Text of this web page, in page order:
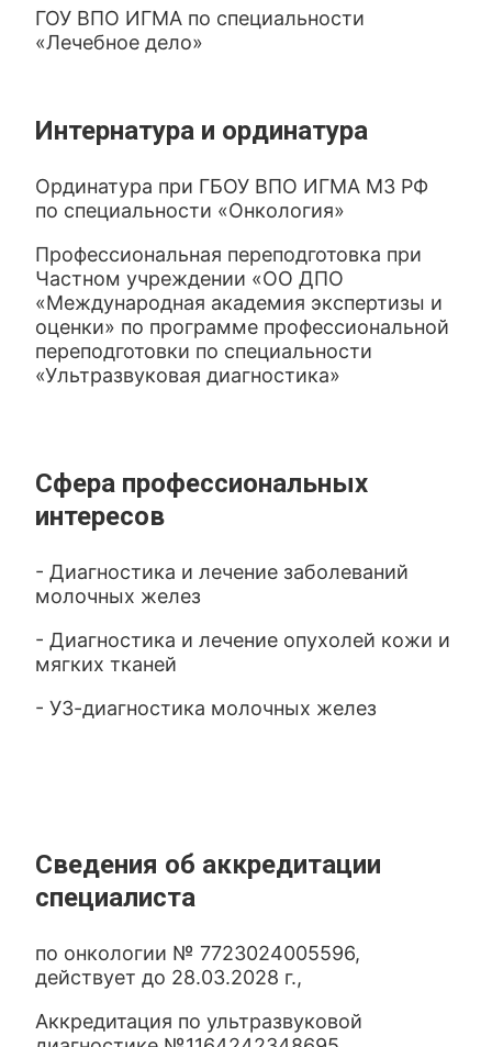
ГОУ ВПО ИГМА по специальности
«Лечебное дело»
Интернатура и ординатура
Ординатура при ГБОУ ВПО ИГМА МЗ РФ
по специальности «Онкология»
Профессиональная переподготовка при
Частном учреждении «ОО ДПО
«Международная академия экспертизы и
оценки» по программе профессиональной
переподготовки по специальности
«Ультразвуковая диагностика»
Сфера профессиональных
интересов
- Диагностика и лечение заболеваний
молочных желез
- Диагностика и лечение опухолей кожи и
мягких тканей
- УЗ-диагностика молочных желез
Сведения об аккредитации
специалиста
по онкологии № 7723024005596,
действует до 28.03.2028 г.,
Аккредитация по ультразвуковой